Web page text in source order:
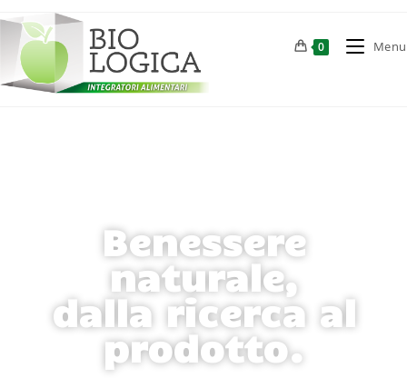
0 Menu
Benessere
naturale,
dalla ricerca al
prodotto.